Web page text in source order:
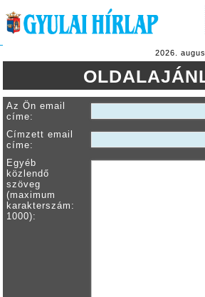
2026.
Az Ön email
címe:
Címzett email
címe:
Egyéb
közlendő
szöveg
(maximum
karakterszám:
1000):